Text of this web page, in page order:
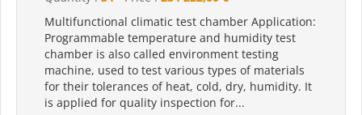
Multifunctional climatic test chamber Application:
Programmable temperature and humidity test
chamber is also called environment testing
machine, used to test various types of materials
for their tolerances of heat, cold, dry, humidity. It
is applied for quality inspection for...